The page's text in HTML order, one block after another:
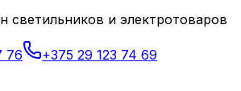
светильников и электротоваров
76
+375 29 123 74 69